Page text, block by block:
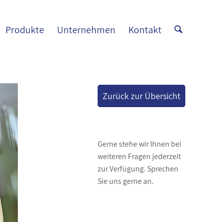
Produkte Unternehmen Kontakt
Zurück zur Übersicht
Gerne stehe wir Ihnen bei
weiteren Fragen jederzeit
zur Verfügung. Sprechen
Sie uns gerne an.